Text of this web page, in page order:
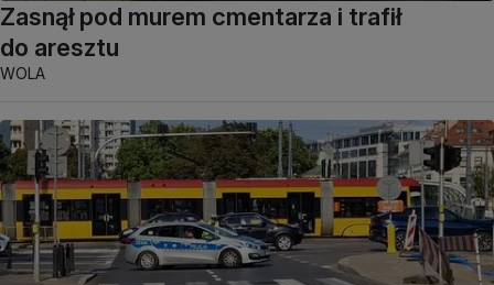
Zasnął pod murem cmentarza i trafił
do aresztu
WOLA